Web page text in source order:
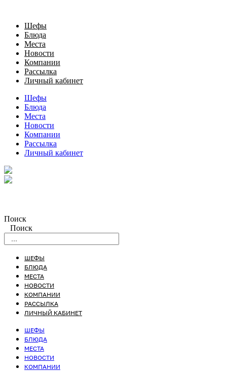
Шефы
Блюда
Места
Новости
Компании
Рассылка
Личный кабинет
Шефы
Блюда
Места
Новости
Компании
Рассылка
Личный кабинет
Поиск
Поиск
ШЕФЫ
БЛЮДА
МЕСТА
НОВОСТИ
КОМПАНИИ
РАССЫЛКА
ЛИЧНЫЙ КАБИНЕТ
ШЕФЫ
БЛЮДА
МЕСТА
НОВОСТИ
КОМПАНИИ